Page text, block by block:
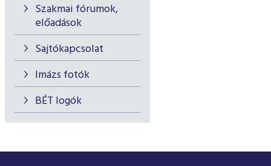
Szakmai fórumok,
előadások
Sajtókapcsolat
Imázs fotók
BÉT logók